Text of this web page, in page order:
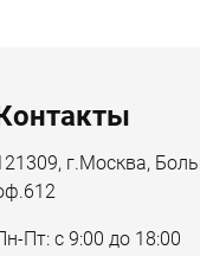
г.Москва,
Пт: с 9:00 до 18:00